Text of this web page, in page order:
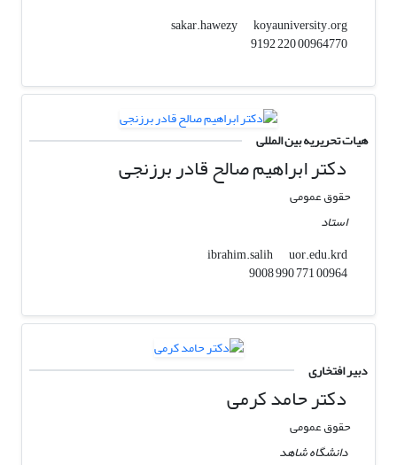
sakar.hawezy
koyauniversity.org
00964770 220 9192
هیات تحریریه بین المللی
دکتر ابراهیم صالح قادر برزنجی
حقوق عمومی
استاد
ibrahim.salih
uor.edu.krd
00964 771 990 9008
دبیر افتخاری
دکتر حامد کرمی
حقوق عمومی
دانشگاه شاهد